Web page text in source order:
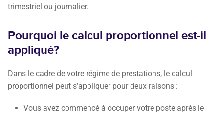
trimestriel ou journalier.
Pourquoi le calcul proportionnel est-il
appliqué?
Dans le cadre de votre régime de prestations, le calcul
proportionnel peut s’appliquer pour deux raisons :
Vous avez commencé à occuper votre poste après le